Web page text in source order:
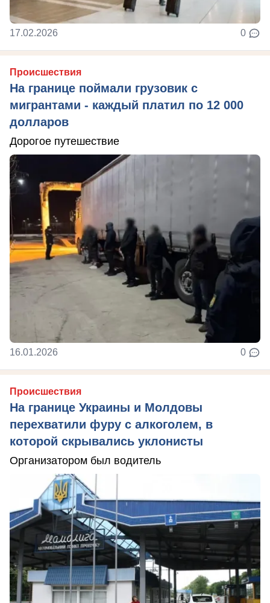
17.02.2026 0
Происшествия
На границе поймали грузовик с
мигрантами - каждый платил по 12 000
долларов
Дорогое путешествие
16.01.2026 0
Происшествия
На границе Украины и Молдовы
перехватили фуру с алкоголем, в
которой скрывались уклонисты
Организатором был водитель